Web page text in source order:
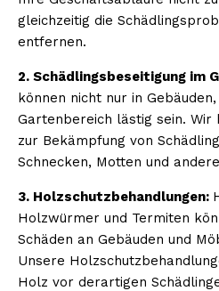
gleichzeitig die
entfernen.
2. Schädlingsbeseitigung im
können nicht nur in
Gartenbereich lästig sein. Wir
zur Bekämpfung von
Schnecken, Motten und
3. Holzschutzbehandlungen:
Holzwürmer und Termiten
Schäden an Gebäuden und
Unsere
Holz vor derartigen